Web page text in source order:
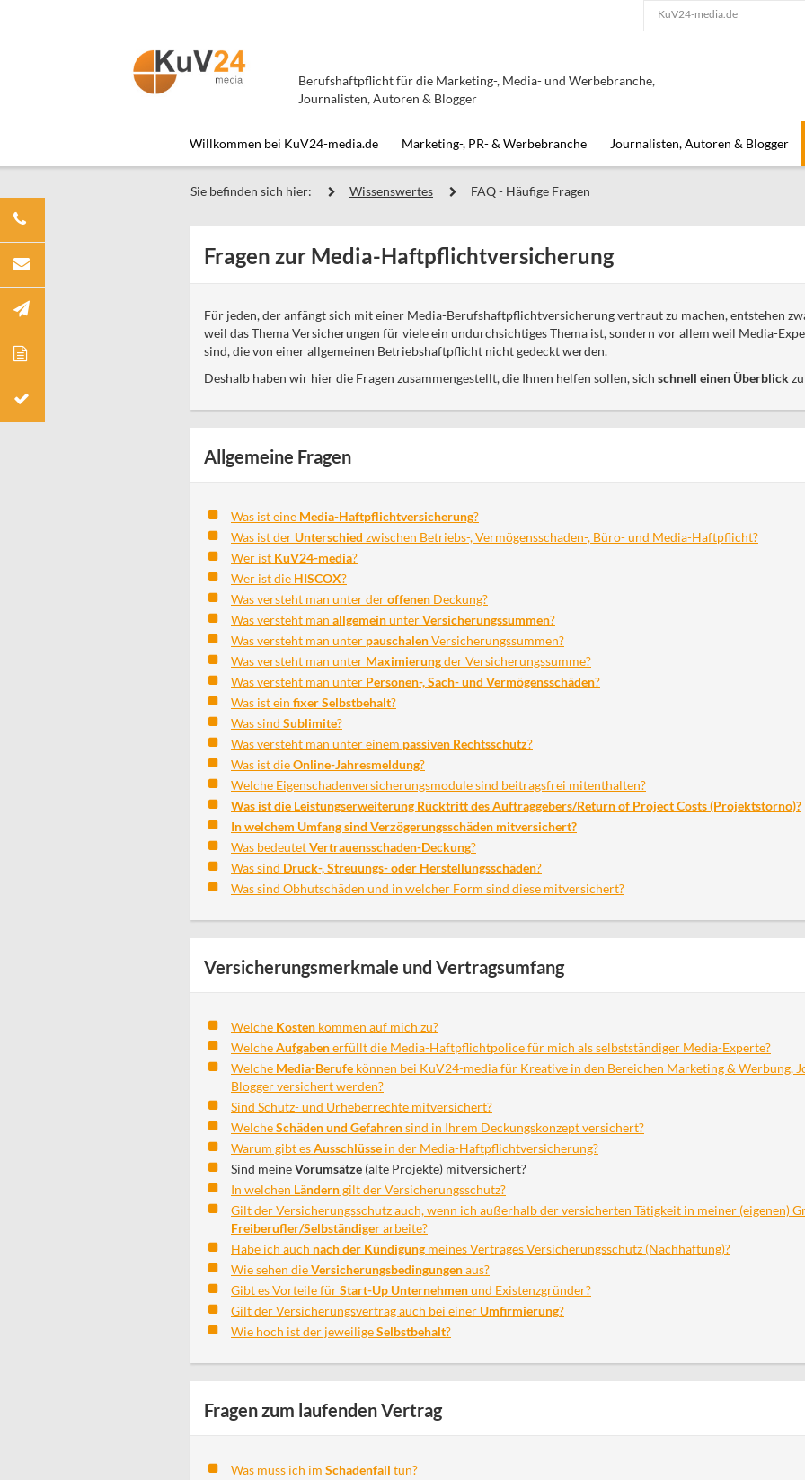
Berufshaftpflicht für die Marketing-, Media- und Werbebranche,
Journalisten, Autoren & Blogger
KuV24-media.de
Willkommen bei KuV24-media.de Marketing-, PR- & Werbebranche Journalisten, Autoren & Blogger
Sie befinden sich hier: Wissenswertes FAQ - Häufige Fragen
Fragen zur Media-Haftpflichtversicherung
Für jeden, der anfängt sich mit einer Media-Berufshaftpflichtversicherung vertraut zu machen, entstehen
weil das Thema Versicherungen für viele ein undurchsichtiges Thema ist, sondern vor allem weil Media-
sind, die von einer allgemeinen Betriebshaftpflicht nicht gedeckt werden.
Deshalb haben wir hier die Fragen zusammengestellt, die Ihnen helfen sollen, sich schnell einen Überblick
Allgemeine Fragen
Was ist eine Media-Haftpflichtversicherung?
Was ist der Unterschied zwischen Betriebs-, Vermögensschaden-, Büro- und Media-Haftpflicht?
Wer ist KuV24-media?
Wer ist die HISCOX?
Was versteht man unter deroffenen Deckung?
Was versteht man allgemeinunterVersicherungssummen?
Was versteht man unter pauschalenVersicherungssummen?
Was versteht man unter Maximierungder Versicherungssumme?
Was versteht man unter Personen-, Sach- und Vermögensschäden?
Was ist ein fixer Selbstbehalt?
Was sind Sublimite?
Was versteht man unter einem passiven Rechtsschutz?
Was ist dieOnline-Jahresmeldung?
Welche Eigenschadenversicherungsmodule sind beitragsfrei mitenthalten?
Was ist die Leistungserweiterung Rücktritt des Auftraggebers/Return of Project Costs (Projektstorno)?
In welchem Umfang sind Verzögerungsschäden mitversichert?
Was bedeutetVertrauensschaden-Deckung?
Was sind Druck-, Streuungs- oder Herstellungsschäden?
Was sind Obhutschäden und in welcher Form sind diese mitversichert?
Versicherungsmerkmale und Vertragsumfang
Welche Kosten kommen auf mich zu?
WelcheAufgabenerfüllt die Media-Haftpflichtpolice für mich als selbstständiger Media-Experte?
Welche Media-Berufe können bei KuV24-media für Kreative in den Bereichen Marketing & Werbung,
Blogger versichert werden?
Sind Schutz- und Urheberrechte mitversichert?
WelcheSchäden und Gefahrensind in Ihrem Deckungskonzept versichert?
Warum gibt esAusschlüsse in der Media-Haftpflichtversicherung?
Sind meineVorumsätze (alte Projekte) mitversichert?
In welchen Länderngilt der Versicherungsschutz?
Gilt der Versicherungsschutz auch, wenn ich außerhalb der versicherten Tätigkeit in meiner (eigenen)
Freiberufler/Selbständigerarbeite?
Habe ich auch nach der Kündigung meines Vertrages Versicherungsschutz (Nachhaftung)?
Wie sehen dieVersicherungsbedingungenaus?
Gibt es Vorteile fürStart-Up Unternehmenund Existenzgründer?
Gilt der Versicherungsvertrag auch bei einer Umfirmierung?
Wie hoch ist der jeweiligeSelbstbehalt?
Fragen zum laufenden Vertrag
Was muss ich im Schadenfall tun?